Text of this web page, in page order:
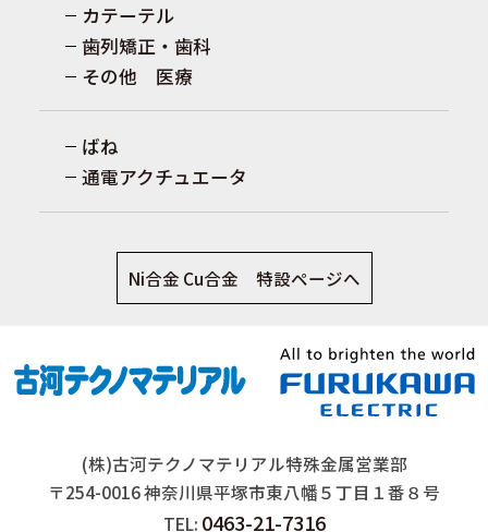
カテーテル
歯列矯正・歯科
その他 医療
ばね
通電アクチュエータ
Ni合金 Cu合金 特設ページへ
(株)古河テクノマテリアル特殊金属営業部
〒254-0016 神奈川県平塚市東八幡５丁目１番８号
TEL: 0463-21-7316